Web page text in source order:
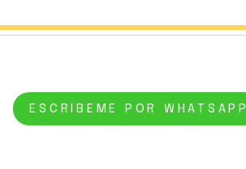
ESCRÍBEME POR WHATSAPP